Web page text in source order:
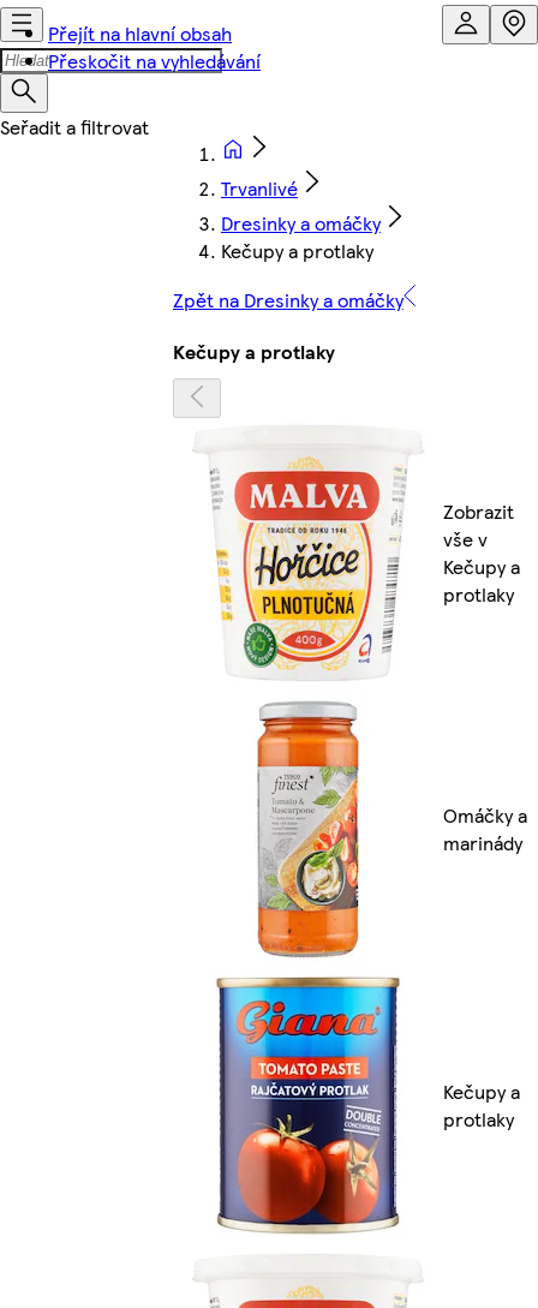
Přejít na hlavní obsah
Přeskočit na vyhledávání
Trvanlivé
Dresinky a omáčky
Kečupy a protlaky
Zpět na Dresinky a omáčky
Kečupy a protlaky
Zobrazit
vše v
Kečupy a
protlaky
Omáčky a
marinády
Kečupy a
protlaky